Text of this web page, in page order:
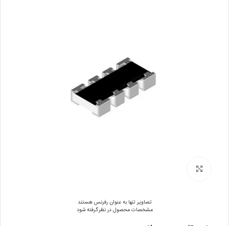
تصاویر تنها به عنوان رفرنس هستند
مشخصات محصول در نظر گرفته شود